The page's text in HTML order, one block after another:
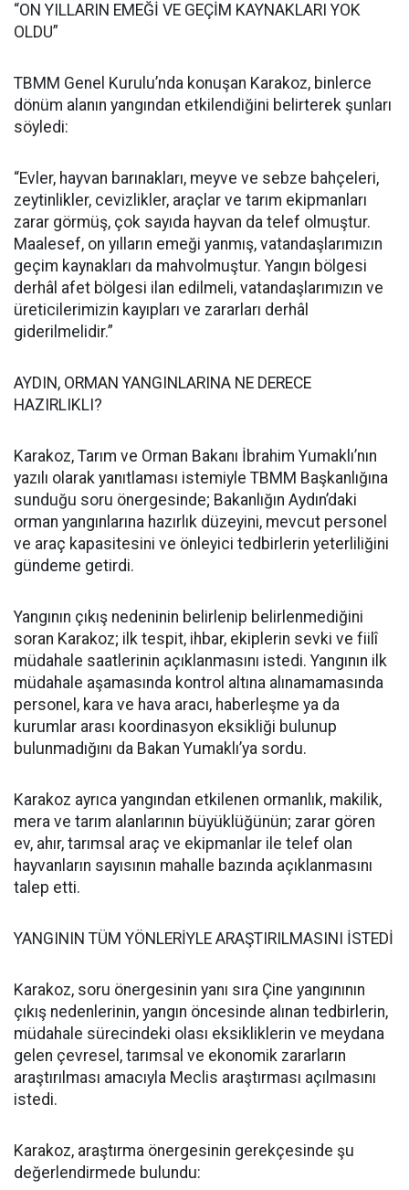
“ON YILLARIN EMEĞİ VE GEÇİM KAYNAKLARI YOK
OLDU”
TBMM Genel Kurulu’nda konuşan Karakoz, binlerce
dönüm alanın yangından etkilendiğini belirterek şunları
söyledi:
“Evler, hayvan barınakları, meyve ve sebze bahçeleri,
zeytinlikler, cevizlikler, araçlar ve tarım ekipmanları
zarar görmüş, çok sayıda hayvan da telef olmuştur.
Maalesef, on yılların emeği yanmış, vatandaşlarımızın
geçim kaynakları da mahvolmuştur. Yangın bölgesi
derhâl afet bölgesi ilan edilmeli, vatandaşlarımızın ve
üreticilerimizin kayıpları ve zararları derhâl
giderilmelidir.”
AYDIN, ORMAN YANGINLARINA NE DERECE
HAZIRLIKLI?
Karakoz, Tarım ve Orman Bakanı İbrahim Yumaklı’nın
yazılı olarak yanıtlaması istemiyle TBMM Başkanlığına
sunduğu soru önergesinde; Bakanlığın Aydın’daki
orman yangınlarına hazırlık düzeyini, mevcut personel
ve araç kapasitesini ve önleyici tedbirlerin yeterliliğini
gündeme getirdi.
Yangının çıkış nedeninin belirlenip belirlenmediğini
soran Karakoz; ilk tespit, ihbar, ekiplerin sevki ve fiilî
müdahale saatlerinin açıklanmasını istedi. Yangının ilk
müdahale aşamasında kontrol altına alınamamasında
personel, kara ve hava aracı, haberleşme ya da
kurumlar arası koordinasyon eksikliği bulunup
bulunmadığını da Bakan Yumaklı’ya sordu.
Karakoz ayrıca yangından etkilenen ormanlık, makilik,
mera ve tarım alanlarının büyüklüğünün; zarar gören
ev, ahır, tarımsal araç ve ekipmanlar ile telef olan
hayvanların sayısının mahalle bazında açıklanmasını
talep etti.
YANGININ TÜM YÖNLERİYLE ARAŞTIRILMASINI İSTEDİ
Karakoz, soru önergesinin yanı sıra Çine yangınının
çıkış nedenlerinin, yangın öncesinde alınan tedbirlerin,
müdahale sürecindeki olası eksikliklerin ve meydana
gelen çevresel, tarımsal ve ekonomik zararların
araştırılması amacıyla Meclis araştırması açılmasını
istedi.
Karakoz, araştırma önergesinin gerekçesinde şu
değerlendirmede bulundu: